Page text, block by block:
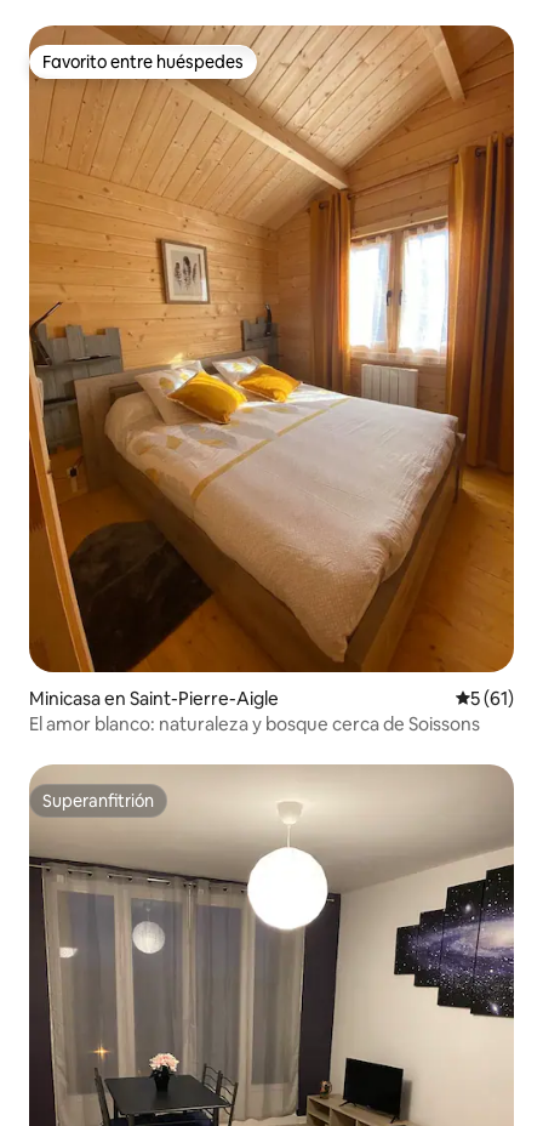
Favorito entre huéspedes
Favorito entre huéspedes
Minicasa en Saint-Pierre-Aigle
5 (61)
El amor blanco: naturaleza y bosque cerca de Soissons
Superanfitrión
Superanfitrión